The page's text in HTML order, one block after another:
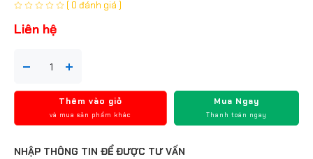
( 0 đánh giá )
Liên hệ
Thêm vào giỏ
và mua sản phẩm khác
Mua Ngay
Thanh toán ngay
NHẬP THÔNG TIN ĐỂ ĐƯỢC TƯ VẤN